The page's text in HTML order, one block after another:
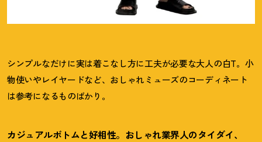
シンプルなだけに実は着こなし方に工夫が必要な大人の白T。小
物使いやレイヤードなど、おしゃれミューズのコーディネート
は参考になるものばかり。
カジュアルボトムと好相性。おしゃれ業界人のタイダイ、